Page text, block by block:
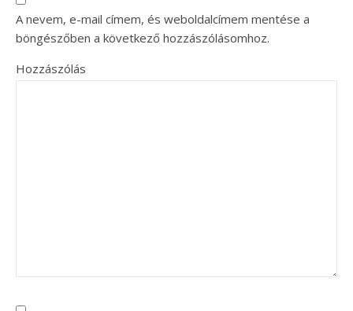
A nevem, e-mail címem, és weboldalcímem mentése a
böngészőben a következő hozzászólásomhoz.
Hozzászólás